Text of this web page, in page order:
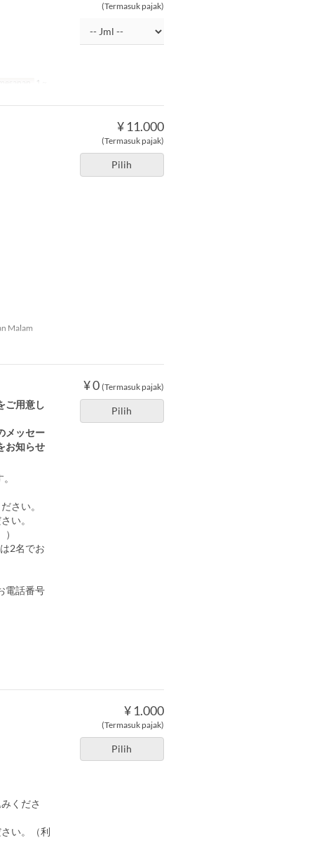
(Termasuk pajak)
1 ~
¥ 11.000
(Termasuk pajak)
Pilih
Malam
¥ 0 (Termasuk pajak)
Pilih
ご用意し
メッセー
お知らせ
さい。
い。
2名でお
電話番号
¥ 1.000
(Termasuk pajak)
Pilih
くださ
い。（利